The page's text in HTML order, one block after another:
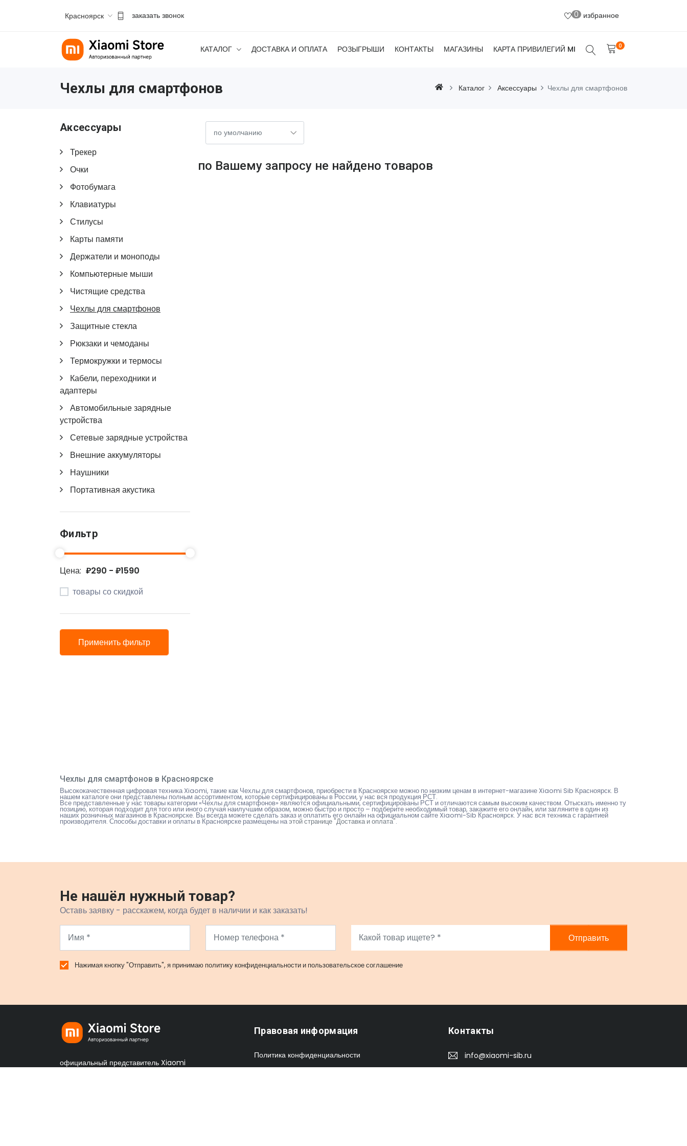
Красноярск заказать звонок 0 избранное
КАТАЛОГ ДОСТАВКА И ОПЛАТА РОЗЫГРЫШИ КОНТАКТЫ МАГАЗИНЫ КАРТА ПРИВИЛЕГИЙ MI 0
Чехлы для смартфонов Каталог Аксессуары Чехлы для смартфонов
по Вашему запросу не найдено товаров
Аксессуары
Трекер
Очки
Фотобумага
Клавиатуры
Стилусы
Карты памяти
Держатели и моноподы
Компьютерные мыши
Чистящие средства
Чехлы для смартфонов
Защитные стекла
Рюкзаки и чемоданы
Термокружки и термосы
Кабели, переходники и
адаптеры
Автомобильные зарядные
устройства
Сетевые зарядные устройства
Внешние аккумуляторы
Наушники
Портативная акустика
Фильтр
Цена: ₽290 - ₽1590
товары со скидкой
Применить фильтр
Чехлы для смартфонов в Красноярске
Высококачественная цифровая техника Xiaomi, такие как Чехлы для смартфонов, приобрести в Красноярске можно по низким ценам в интернет-магазине Xiaomi Sib Красноярск. В
нашем каталоге они представлены полным ассортиментом, которые сертифицированы в России, у нас вся продукция РСТ.
Все представленные у нас товары категории «Чехлы для смартфонов» являются официальными, сертифицированы РСТ и отличаются самым высоким качеством. Отыскать именно ту
позицию, которая подходит для того или иного случая наилучшим образом, можно быстро и просто – подберите необходимый товар, закажите его онлайн, или загляните в один из
наших розничных магазинов в Красноярске. Вы всегда можете сделать заказ и оплатить его онлайн на официальном сайте Xiaomi-Sib Красноярск. У нас вся техника с гарантией
производителя. Способы доставки и оплаты в Красноярске размещены наэтой странице "Доставка и оплата".
Не нашёл нужный товар?
Оставь заявку - расскажем, когда будет в наличии и как заказать!
Отправить
Нажимая кнопку "Отправить", я принимаю политику конфиденциальности и пользовательское соглашение
официальный представитель Xiaomi
Правовая информация
Политика конфиденциальности
Контакты
info@xiaomi-sib.ru